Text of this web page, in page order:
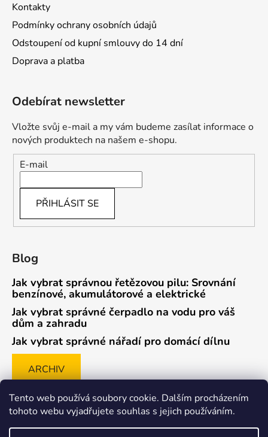
Tento web používá soubory cookie. Dalším procházením
tohoto webu vyjadřujete souhlas s jejich používáním.
Kontakty
Podmínky ochrany osobních údajů
Odstoupení od kupní smlouvy do 14 dní
Doprava a platba
Odebírat newsletter
Vložte svůj e-mail a my vám budeme zasílat informace o
nových produktech na našem e-shopu.
E-mail
PŘIHLÁSIT SE
Blog
Jak vybrat správnou řetězovou pilu: Srovnání
benzínové, akumulátorové a elektrické
Jak vybrat správné čerpadlo na vodu pro váš
dům a zahradu
Jak vybrat správné nářadí pro domácí dílnu
ARCHIV